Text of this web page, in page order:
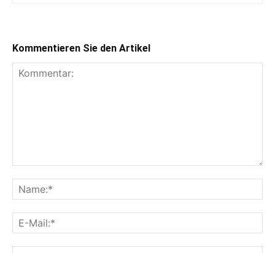
Kommentieren Sie den Artikel